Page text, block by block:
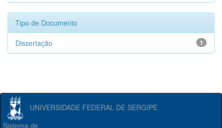
Tipo de Documento
1
Dissertação
UNIVERSIDADE FEDERAL DE SERGIPE
Sistema de